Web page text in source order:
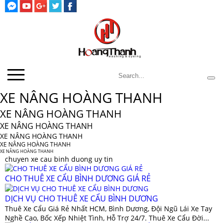
XE NÂNG HOÀNG THANH
XE NÂNG HOÀNG THANH
XE NÂNG HOÀNG THANH
XE NÂNG HOÀNG THANH
XE NÂNG HOÀNG THANH
XE NÂNG HOÀNG THANH
chuyen xe cau binh duong uy tin
CHO THUÊ XE CẨU BÌNH DƯƠNG GIÁ RẺ
DỊCH VỤ CHO THUÊ XE CẨU BÌNH DƯƠNG
Thuê Xe Cẩu Giá Rẻ Nhất HCM, Bình Dương, Đội Ngũ Lái Xe Tay
Nghề Cao, Bốc Xếp Nhiệt Tình, Hỗ Trợ 24/7. Thuê Xe Cẩu Đời...